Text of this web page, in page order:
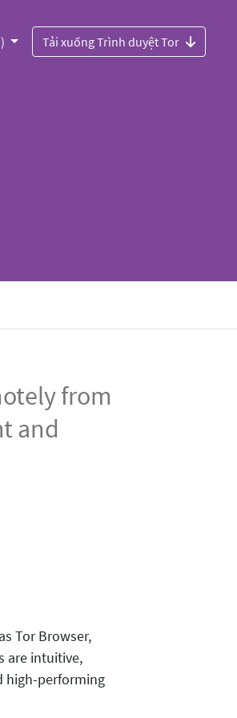
Tải xuống Trình duyệt Tor
from
and
Tor Browser,
are intuitive,
high-performing